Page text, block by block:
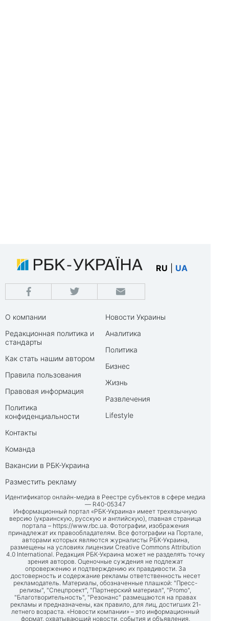
RU UA
О компании
Редакционная политика и
стандарты
Как стать нашим автором
Правила пользования
Правовая информация
Политика
конфиденциальности
Контакты
Команда
Вакансии в РБК-Украина
Разместить рекламу
Новости Украины
Аналитика
Политика
Бизнес
Жизнь
Развлечения
Lifestyle
Идентификатор онлайн-медиа в Реестре субъектов в сфере медиа
— R40-05347
Информационный портал «РБК-Украина» имеет трехязычную
версию (украинскую, русскую и английскую), главная страница
портала – https://www.rbc.ua. Фотографии, изображения
принадлежат их правообладателям. Все фотографии на Портале,
авторами которых являются журналисты РБК-Украина,
размещены на условиях лицензии Creative Commons Attribution
4.0 International. Редакция РБК-Украина может не разделять точку
зрения авторов. Оценочные суждения не подлежат
опровержению и подтверждению их правдивости. За
достоверность и содержание рекламы ответственность несет
рекламодатель. Материалы, обозначенные плашкой: "Пресс-
релизы", "Спецпроект", "Партнерский материал", "Promo",
"Благотворительность", "Резонанс" размещаются на правах
рекламы и предназначены, как правило, для лиц, достигших 21-
летнего возраста. «Новости компании» – это информационный
формат, охватывающий новости, события и объявления,